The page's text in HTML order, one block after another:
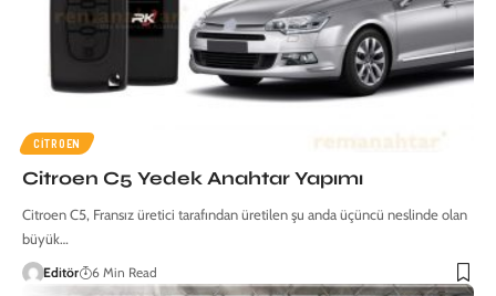
CITROEN
Citroen C5 Yedek Anahtar Yapımı
Citroen C5, Fransız üretici tarafından üretilen şu anda üçüncü neslinde olan
büyük…
Editör 6 Min Read